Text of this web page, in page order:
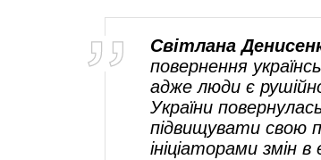
Світлана
повернення
адже люди є
України
підвищувати свою
ініціаторами змін в